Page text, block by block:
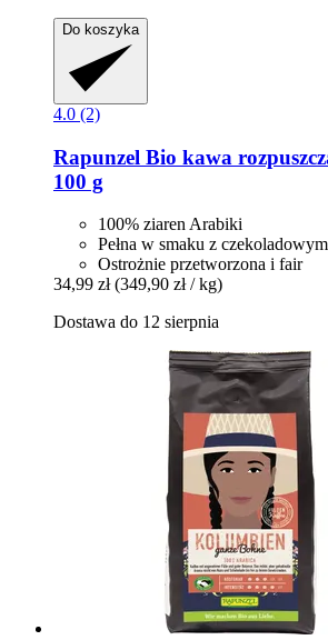
Do koszyka
4.0 (2)
Rapunzel Bio kawa
100 g
100% ziaren Arabiki
Pełna w smaku z
Ostrożnie przetworzona i fair
34,99 zł (349,90 zł / kg)
Dostawa do 12 sierpnia